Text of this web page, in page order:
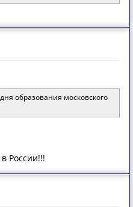
образования московского
России!!!